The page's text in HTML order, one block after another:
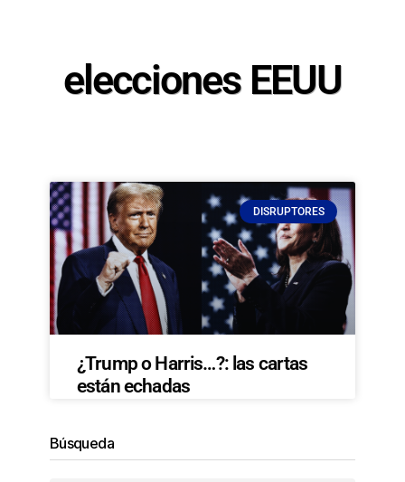
elecciones EEUU
DISRUPTORES
¿Trump o Harris…?: las cartas
están echadas
Búsqueda